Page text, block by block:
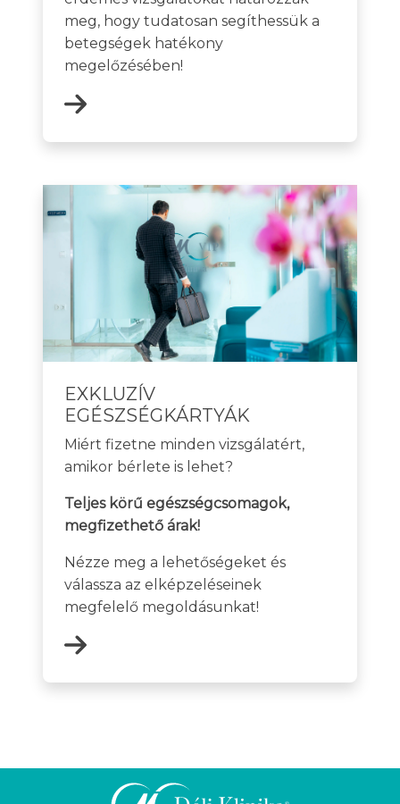
meg, hogy tudatosan segíthessük a
betegségek hatékony
megelőzésében!
EXKLUZÍV
EGÉSZSÉGKÁRTYÁK
Miért fizetne minden vizsgálatért,
amikor bérlete is lehet?
Teljes körű egészségcsomagok,
megfizethető árak!
Nézze meg a lehetőségeket és
válassza az elképzeléseinek
megfelelő megoldásunkat!